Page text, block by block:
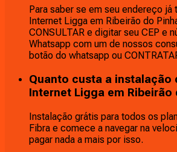
Para saber se em seu endereço já
Internet Ligga em Ribeirão do
CONSULTAR e digitar seu CEP e
Whatsapp com um de nossos
botão do whatsapp ou
Quanto custa a instalação
Internet Ligga em Ribeirão
Instalação grátis para todos os
Fibra e comece a navegar na
pagar nada a mais por isso.